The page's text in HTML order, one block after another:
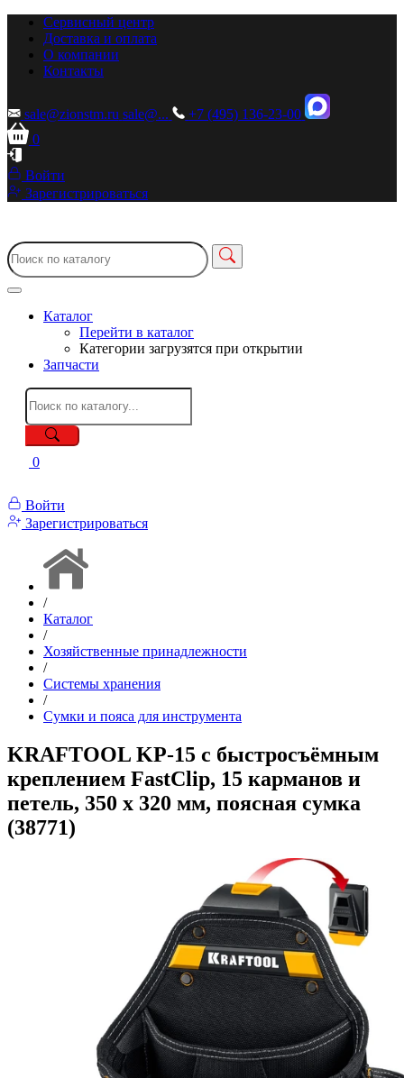
Сервисный центр
Доставка и оплата
О компании
Контакты
sale@zionstm.ru sale@...
+7 (495) 136-23-00
0
Войти
Зарегистрироваться
Каталог
Перейти в каталог
Категории загрузятся при открытии
Запчасти
0
Войти
Зарегистрироваться
/
Каталог
/
Хозяйственные принадлежности
/
Системы хранения
/
Сумки и пояса для инструмента
KRAFTOOL KP-15 с быстросъёмным
креплением FastClip, 15 карманов и
петель, 350 х 320 мм, поясная сумка
(38771)